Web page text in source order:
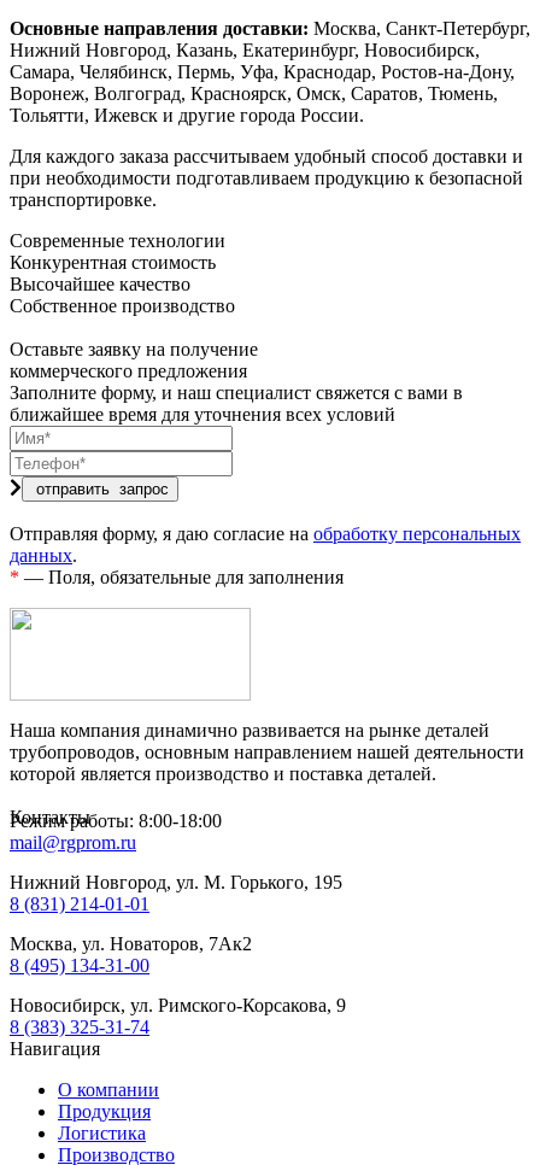
Основные направления доставки: Москва, Санкт-Петербург,
Нижний Новгород, Казань, Екатеринбург, Новосибирск,
Самара, Челябинск, Пермь, Уфа, Краснодар, Ростов-на-Дону,
Воронеж, Волгоград, Красноярск, Омск, Саратов, Тюмень,
Тольятти, Ижевск и другие города России.
Для каждого заказа рассчитываем удобный способ доставки и
при необходимости подготавливаем продукцию к безопасной
транспортировке.
Современные технологии
Конкурентная стоимость
Высочайшее качество
Собственное производство
Оставьте заявку на получение
коммерческого предложения
Заполните форму, и наш специалист свяжется с вами в
ближайшее время для уточнения всех условий
Отправляя форму, я даю согласие на обработку персональных
данных.
* — Поля, обязательные для заполнения
Наша компания динамично развивается на рынке деталей
трубопроводов, основным направлением нашей деятельности
которой является производство и поставка деталей.
Контакты
Режим работы: 8:00-18:00
mail@rgprom.ru
Нижний Новгород, ул. М. Горького, 195
8 (831) 214-01-01
Москва, ул. Новаторов, 7Ак2
8 (495) 134-31-00
Новосибирск, ул. Римского-Корсакова, 9
8 (383) 325-31-74
Навигация
О компании
Продукция
Логистика
Производство